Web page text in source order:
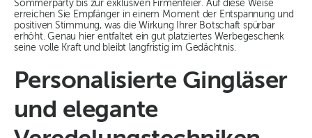
Sommerparty bis zur exklusiven Firmenfeier. Auf diese Weise
erreichen Sie Empfänger in einem Moment der Entspannung und
positiven Stimmung, was die Wirkung Ihrer Botschaft spürbar
erhöht. Genau hier entfaltet ein gut platziertes Werbegeschenk
seine volle Kraft und bleibt langfristig im Gedächtnis.
Personalisierte Gingläser
und elegante